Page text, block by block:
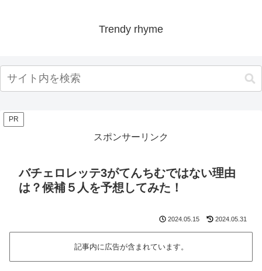
Trendy rhyme
PR
スポンサーリンク
バチェロレッテ3がてんちむではない理由
は？候補５人を予想してみた！
2024.05.15 2024.05.31
記事内に広告が含まれています。